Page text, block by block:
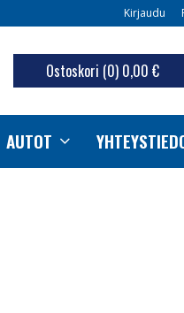
Kirjaudu
Ostoskori (0) 0,00 €
AUTOT